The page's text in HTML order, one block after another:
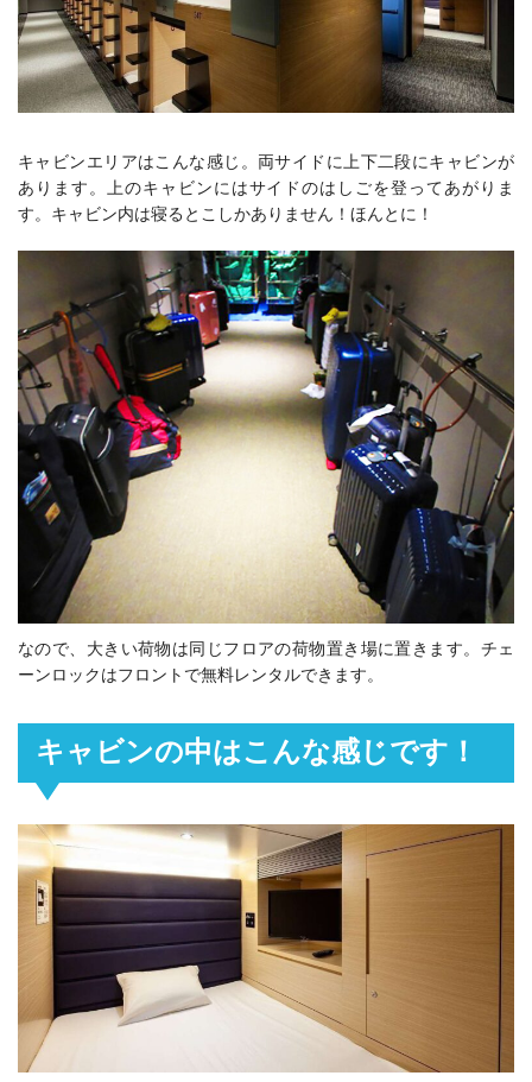
キャビンエリアはこんな感じ。両サイドに上下二段にキャビンが
あります。
上のキャビンにはサイドのはしごを登ってあがりま
す。キャビン内は寝るとこしかありません！ほんとに！
なので、大きい荷物は同じフロアの荷物置き場に置きます。 チェ
ーンロックはフロントで無料レンタルできます。
キャビンの中はこんな感じです！